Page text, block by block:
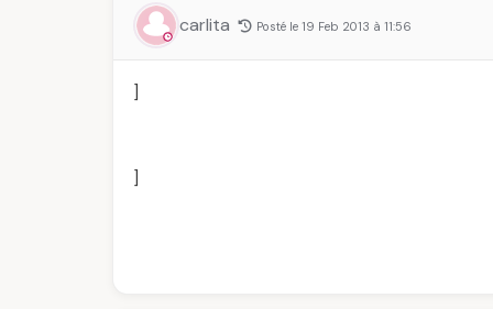
carlita Posté le 19 Feb 2013 à 11:56